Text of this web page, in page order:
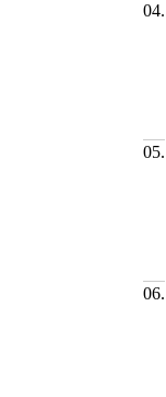
04.
05.
06.